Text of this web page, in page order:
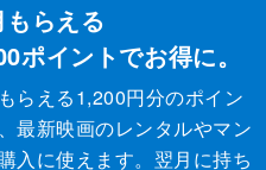
らえる
ポイントでお得に。
らえる1,200円分のポイン
最新映画のレンタルやマン
入に使えます。翌月に持ち